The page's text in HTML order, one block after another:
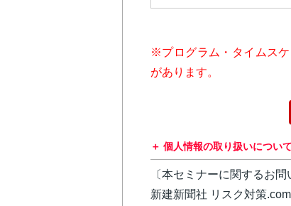
※プログラム・タイムス
があります。
個人情報の取り扱いについて
〔本セミナーに関するお問
新建新聞社 リスク対策